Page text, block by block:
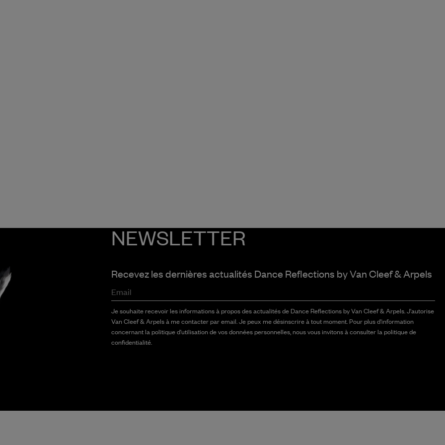
NEWSLETTER
Recevez les dernières actualités Dance Reflections byVan Cleef & Arpels
Email
Je souhaite recevoir les informations à propos des actualités de Dance Reflections by Van Cleef & Arpels. J'autorise
Van Cleef & Arpels à me contacter par email. Je peux me désinscrire à tout moment. Pour plus d'information
concernant la politique d'utilisation de vos données personnelles, nous vous invitons à consulter la politique de
confidentialité.